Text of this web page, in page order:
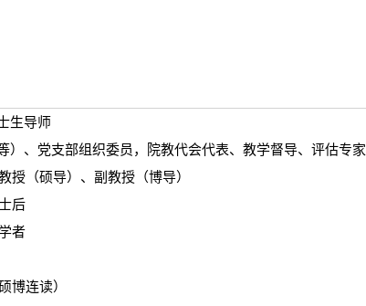
生导师
、党支部组织委员，院教代会代表、教学督导、评估专家
授（硕导）、副教授（博导）
后
者
博连读）